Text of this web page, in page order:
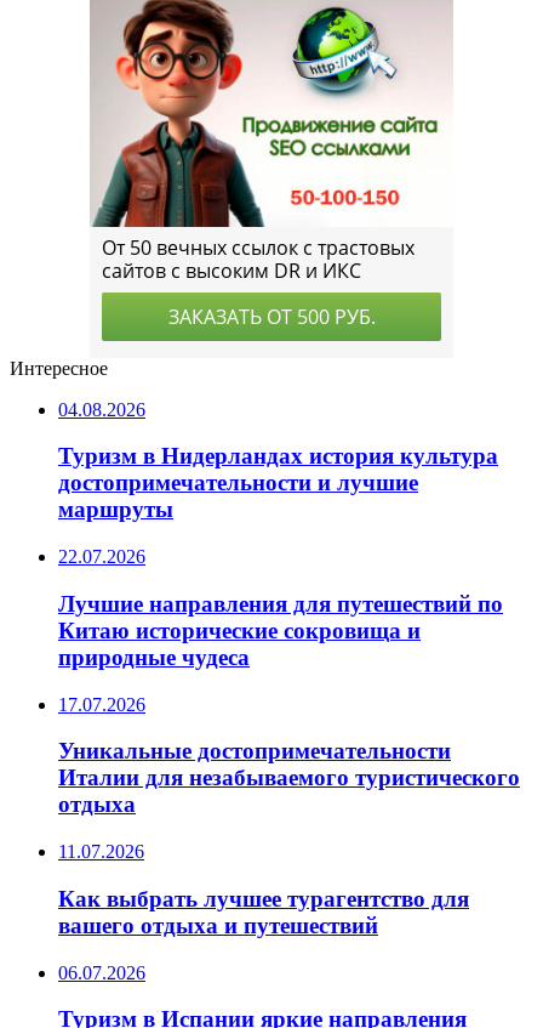
Интересное
04.08.2026
Туризм в Нидерландах история культура
достопримечательности и лучшие
маршруты
22.07.2026
Лучшие направления для путешествий по
Китаю исторические сокровища и
природные чудеса
17.07.2026
Уникальные достопримечательности
Италии для незабываемого туристического
отдыха
11.07.2026
Как выбрать лучшее турагентство для
вашего отдыха и путешествий
06.07.2026
Туризм в Испании яркие направления